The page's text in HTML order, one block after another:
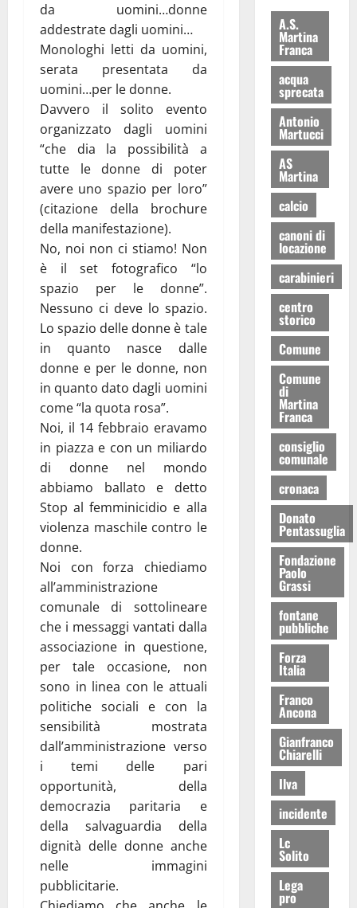
da uomini…donne
addestrate dagli uomini…
Monologhi letti da uomini,
serata presentata da
uomini…per le donne.
Davvero il solito evento
organizzato dagli uomini
“che dia la possibilità a
tutte le donne di poter
avere uno spazio per loro”
(citazione della brochure
della manifestazione).
No, noi non ci stiamo! Non
è il set fotografico “lo
spazio per le donne”.
Nessuno ci deve lo spazio.
Lo spazio delle donne è tale
in quanto nasce dalle
donne e per le donne, non
in quanto dato dagli uomini
come “la quota rosa”.
Noi, il 14 febbraio eravamo
in piazza e con un miliardo
di donne nel mondo
abbiamo ballato e detto
Stop al femminicidio e alla
violenza maschile contro le
donne.
Noi con forza chiediamo
all’amministrazione
comunale di sottolineare
che i messaggi vantati dalla
associazione in questione,
per tale occasione, non
sono in linea con le attuali
politiche sociali e con la
sensibilità mostrata
dall’amministrazione verso
i temi delle pari
opportunità, della
democrazia paritaria e
della salvaguardia della
dignità delle donne anche
nelle immagini
pubblicitarie.
A.S.
Martina
Franca
acqua
sprecata
Antonio
Martucci
AS
Martina
calcio
canoni di
locazione
carabinieri
centro
storico
Comune
Comune
di
Martina
Franca
consiglio
comunale
cronaca
Donato
Pentassuglia
Fondazione
Paolo
Grassi
fontane
pubbliche
Forza
Italia
Franco
Ancona
Gianfranco
Chiarelli
Ilva
incidente
Lc
Solito
Lega
pro